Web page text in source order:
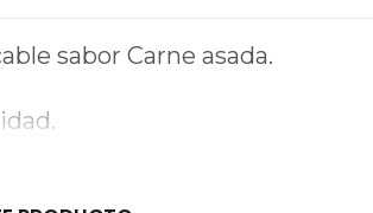
sabor Carne asada.